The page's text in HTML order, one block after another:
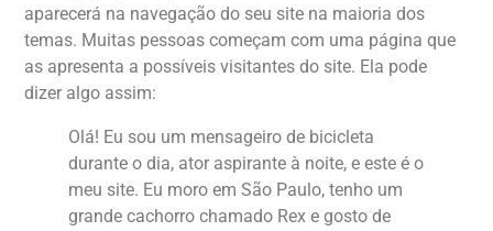
aparecerá na navegação do seu site na maioria dos
temas. Muitas pessoas começam com uma página que
as apresenta a possíveis visitantes do site. Ela pode
dizer algo assim:
Olá! Eu sou um mensageiro de bicicleta
durante o dia, ator aspirante à noite, e este é o
meu site. Eu moro em São Paulo, tenho um
grande cachorro chamado Rex e gosto de